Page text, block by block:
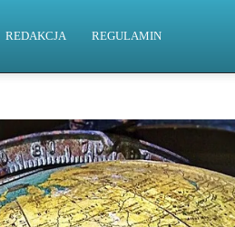
REDAKCJA REGULAMIN